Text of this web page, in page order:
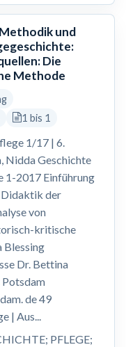
und
Die
Methode
1 bis 1
1/17 | 6.
Nidda Geschichte
1-2017 Einführung
der
von
kritische
Blessing
Dr. Bettina
de 49
| Aus...
PFLEGE;